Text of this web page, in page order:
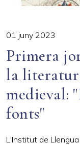
01 juny 2023
Primera
la
medieval:
fonts"
L'Institut de